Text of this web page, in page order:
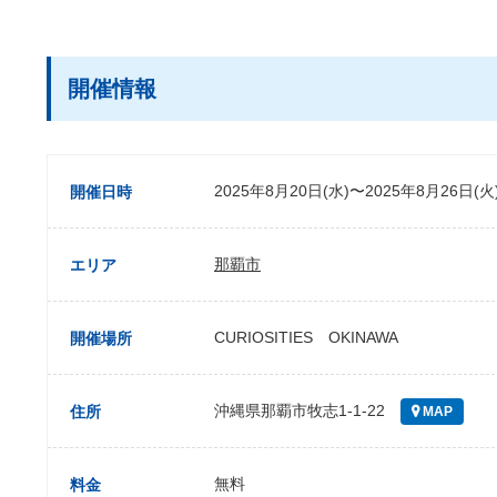
開催情報
開催日時 2025年8月20日(水)〜2025年8月26日(
エリア 那覇市
開催場所 CURIOSITIES OKINAWA
住所 沖縄県那覇市牧志1-1-22 MAP
料金 無料